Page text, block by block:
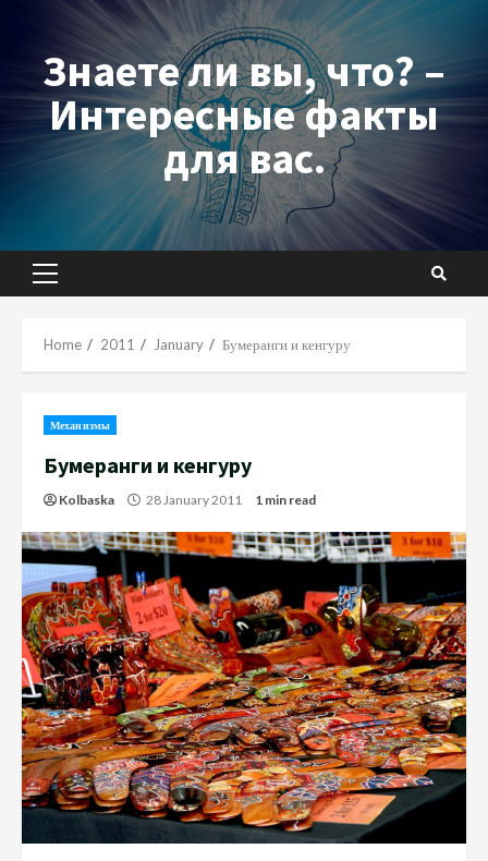
contentЗнаете ли вы, что? –
Интересные факты
для вас.
Primary
Home 2011 January Бумеранги и кенгуру
Механизмы
Бумеранги и кенгуру
Kolbaska 28 January 2011 1 min read